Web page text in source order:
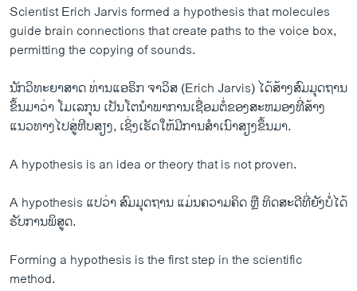
Scientist Erich Jarvis formed a hypothesis that molecules
guide brain connections that create paths to the voice box,
permitting the copying of sounds.
ນັກວິທະຍາສາດ ທ່ານແອຣິກ ຈາວິສ (Erich Jarvis) ໄດ້ສ້າງສົມມຸດຖານ
ຂຶ້ນມາວ່າ ໂມເລກຸນ ເປັນໂຕນໍາພາການເຊື່ອມຕໍ່ຂອງສະຫມອງທີ່ສ້າງ
ແນວທາງໄປສູ່ຫີບສຽງ, ເຊິ່ງເຮັດໃຫ້ມີການສໍາເນົາສຽງຂຶ້ນມາ.
A hypothesis is an idea or theory that is not proven.
A hypothesis ແປວ່າ ສົມມຸດຖານ ແມ່ນຄວາມຄິດ ຫຼື ທິດສະດີທີ່ຍັງບໍ່ໄດ້
ຮັບການພິສູດ.
Forming a hypothesis is the first step in the scientific
method.